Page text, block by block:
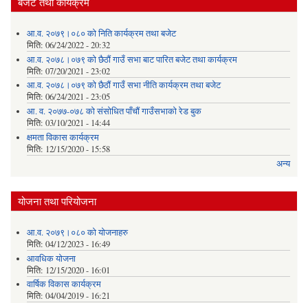
आ.व. २०७९।०८० को निति कार्यक्रम तथा बजेट
मिति: 06/24/2022 - 20:32
आ.व. २०७८।०७९ को छैठौं गाउँ सभा बाट पारित बजेट तथा कार्यक्रम
मिति: 07/20/2021 - 23:02
आ.व. २०७८।०७९ को छैठौं गाउँ सभा नीति कार्यक्रम तथा बजेट
मिति: 06/24/2021 - 23:05
आ. व. २०७७-०७८ को संसोधित पाँचौं गाउँसभाको रेड बुक
मिति: 03/10/2021 - 14:44
क्षमता विकास कार्यक्रम
मिति: 12/15/2020 - 15:58
अन्य
योजना तथा परियोजना
आ.व. २०७९।०८० को योजनाहरु
मिति: 04/12/2023 - 16:49
आवधिक योजना
मिति: 12/15/2020 - 16:01
वार्षिक विकास कार्यक्रम
मिति: 04/04/2019 - 16:21